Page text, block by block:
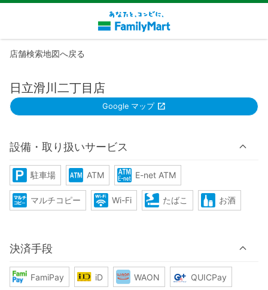
店舗検索地図へ戻る
日立滑川二丁目店
Google マップ
設備・取り扱いサービス
駐車場 ATM E-net ATM
マルチコピー Wi-Fi たばこ お酒
決済手段
FamiPay iD WAON QUICPay